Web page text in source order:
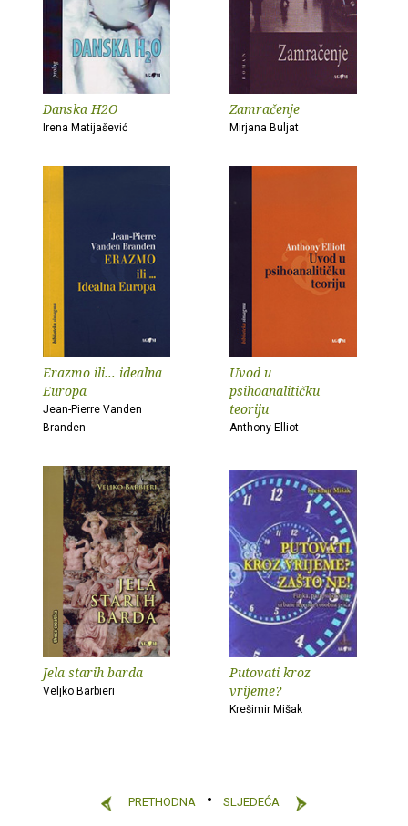
Danska H2O
Irena Matijašević
Zamračenje
Mirjana Buljat
Erazmo ili... idealna
Europa
Jean-Pierre Vanden
Branden
Uvod u
psihoanalitičku
teoriju
Anthony Elliot
Jela starih barda
Veljko Barbieri
Putovati kroz
vrijeme?
Krešimir Mišak
PRETHODNA SLJEDEĆA